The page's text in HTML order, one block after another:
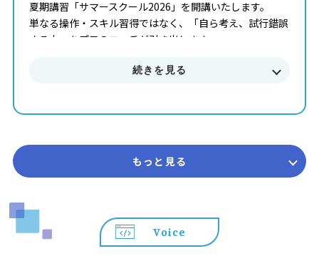
夏期講習「サマースクール2026」を開講いたします。
単なる操作・スキル習得ではなく、「自ら考え、試行錯誤
する力」をプロのコーチが引き出します。
■■■ サマースクール2026 概要 ■■■
参加費 14,850円（税込） ※教室によって実施状況や
開講日が異なります。詳しくは教室までお問合せくださ
＼＼ プログラミング教育 HALLOが選ばれる3つの理由 ／
／
続きを見る
もっと見る
Voice